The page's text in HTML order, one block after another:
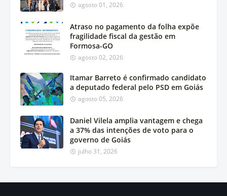
agosto 01, 2026
Atraso no pagamento da folha expõe
fragilidade fiscal da gestão em
Formosa-GO
agosto 02, 2026
Itamar Barreto é confirmado candidato
a deputado federal pelo PSD em Goiás
agosto 05, 2026
Daniel Vilela amplia vantagem e chega
a 37% das intenções de voto para o
governo de Goiás
julho 31, 2026